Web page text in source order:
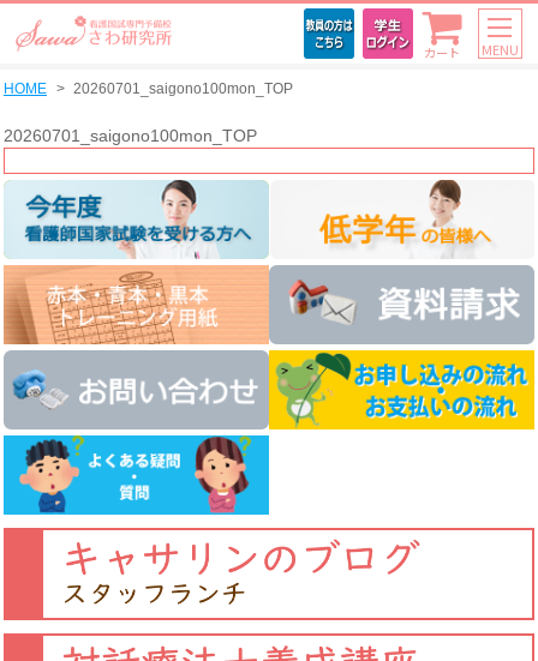
カート MENU
HOME 20260701_saigono100mon_TOP
20260701_saigono100mon_TOP